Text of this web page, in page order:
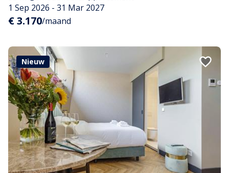
1 Sep 2026 - 31 Mar 2027
€ 3.170/maand
Nieuw